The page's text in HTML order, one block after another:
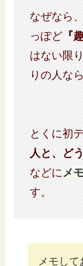
なぜなら
っぽど 『
はない限
りの人な
とくに初
人と、ど
などに メ
す。
メモして